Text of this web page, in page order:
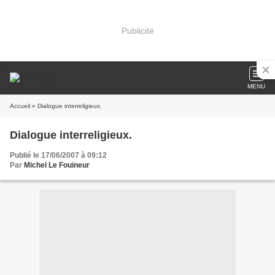
Publicité
MENU
Accueil » Dialogue interreligieux.
Dialogue interreligieux.
Publié le 17/06/2007 à 09:12
Par Michel Le Fouineur